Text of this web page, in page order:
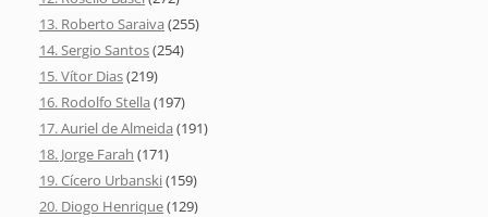
13. Roberto Saraiva (255)
14. Sergio Santos(254)
15. Vítor Dias(219)
16. Rodolfo Stella (197)
17. Auriel de Almeida (191)
18. Jorge Farah (171)
19. Cícero Urbanski(159)
20. Diogo Henrique(129)